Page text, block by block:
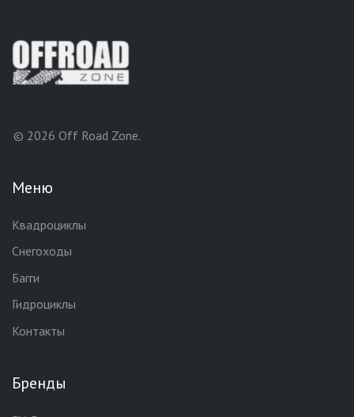
© 2026 Off Road Zone.
Меню
Квадроциклы
Снегоходы
Багги
Гидроциклы
Контакты
Бренды